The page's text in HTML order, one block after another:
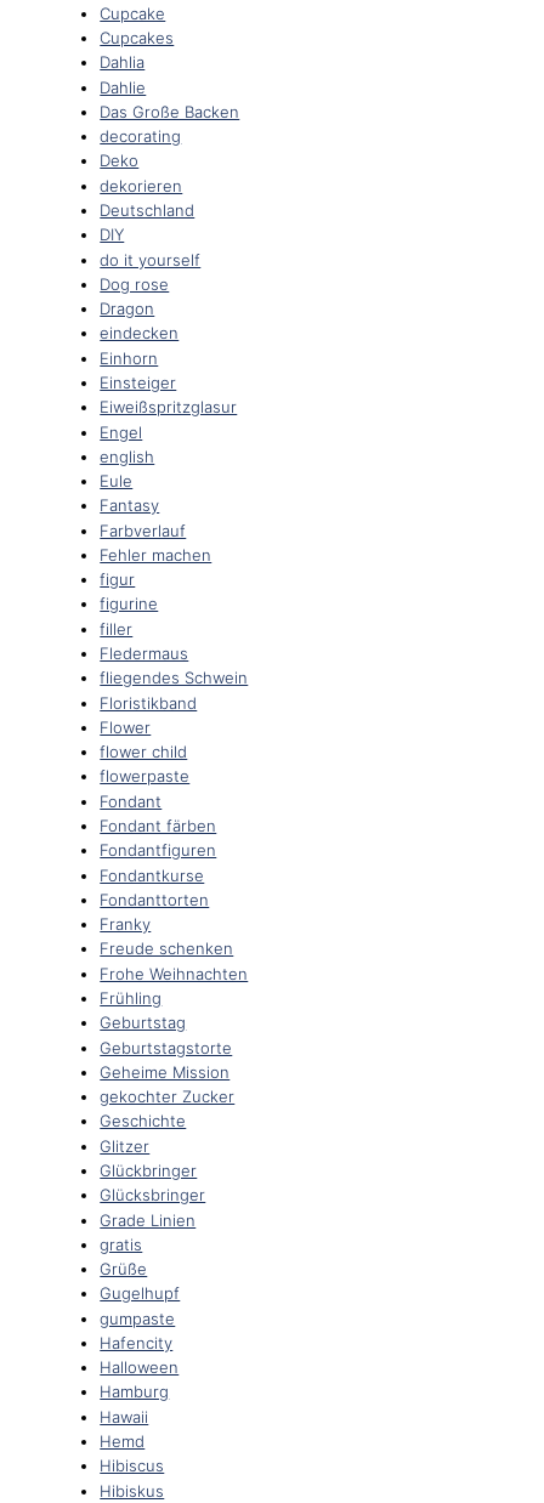
Cupcake
Cupcakes
Dahlia
Dahlie
Das Große Backen
decorating
Deko
dekorieren
Deutschland
DIY
do it yourself
Dog rose
Dragon
eindecken
Einhorn
Einsteiger
Eiweißspritzglasur
Engel
english
Eule
Fantasy
Farbverlauf
Fehler machen
figur
figurine
filler
Fledermaus
fliegendes Schwein
Floristikband
Flower
flower child
flowerpaste
Fondant
Fondant färben
Fondantfiguren
Fondantkurse
Fondanttorten
Franky
Freude schenken
Frohe Weihnachten
Frühling
Geburtstag
Geburtstagstorte
Geheime Mission
gekochter Zucker
Geschichte
Glitzer
Glückbringer
Glücksbringer
Grade Linien
gratis
Grüße
Gugelhupf
gumpaste
Hafencity
Halloween
Hamburg
Hawaii
Hemd
Hibiscus
Hibiskus